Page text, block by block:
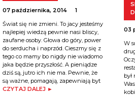
07 października, 2014
1
Świat się nie zmieni. To jacy jesteśmy
najlepiej wiedzą pewnie nasi bliscy,
zaufane osoby. Głowa do góry, power
do serducha i naprzód. Cieszmy się z
tego co mamy bo nigdy nie wiadomo
jaka będzie przyszłość. A pieniądze
dziś są, jutro ich nie ma. Pewnie, że
są ważne, pomagają, zapewniają byt
CZYTAJ DALEJ ►
03
W